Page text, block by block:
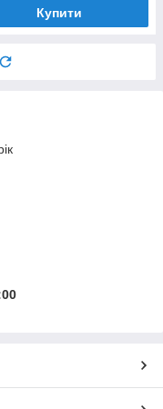
Купити